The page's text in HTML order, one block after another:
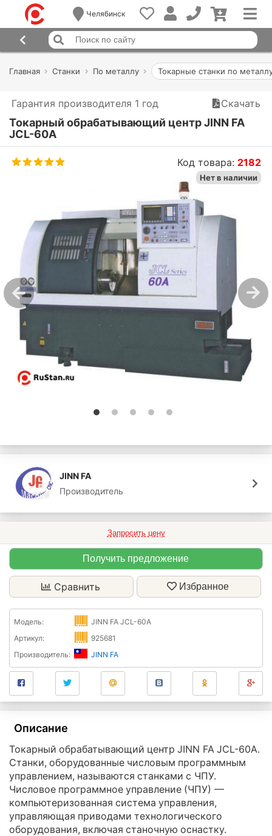
Челябинск
Главная Станки По металлу Токарные станки по
Гарантия производителя 1 год Скачать
Токарный обрабатывающий центр JINN FA
JCL-60A
Код товара: 2182
Нет в наличии
JINN FA
Производитель
Запросить цену
Получить предложение
Сравнить Избранное
Модель:
JINN FA JCL-60A
Артикул:
925681
Производитель:
JINN FA
Описание
Токарный обрабатывающий центр JINN FA JCL-60A.
Станки, оборудованные числовым программным
управлением, называются станками с ЧПУ.
Числовое программное управление (ЧПУ) —
компьютеризованная система управления,
управляющая приводами технологического
оборудования, включая станочную оснастку.